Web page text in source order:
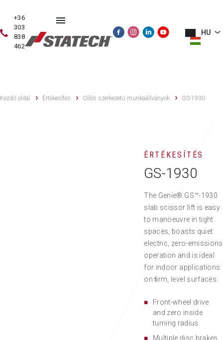
+36
303
838
462
HU
Kezdő oldal Értékesítés Ollós szerkezetű munkaállványok GS-1930
ÉRTÉKESÍTÉS
GS-1930
The Genie® GS™-1930
slab scissor lift is easy
to manoeuvre in tight
spaces, boasts quiet
electric, zero-emissions
operation and is ideal
for indoor applications
on ﬁrm, level surfaces.
Front-wheel drive
and zero inside
turning radius
Multiple disc brakes